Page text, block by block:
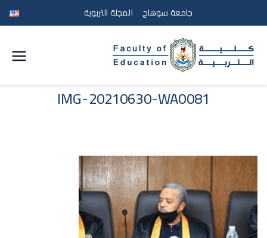
جامعة سوهاج المجلة التربوية
التربية
سوهاج
IMG-20210630-WA0081